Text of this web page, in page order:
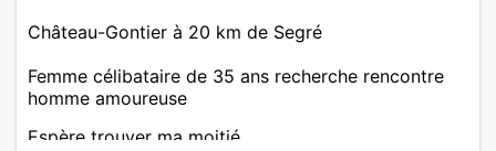
Château-Gontier à 20 km de Segré
Femme célibataire de 35 ans recherche rencontre
homme amoureuse
Espère trouver ma moitié.